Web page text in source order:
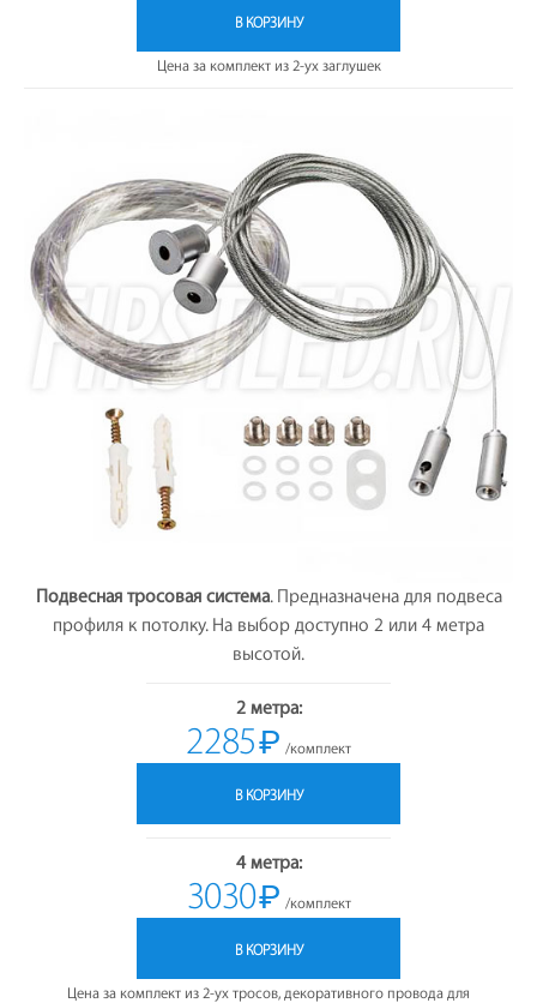
В КОРЗИНУ
Цена за комплект из 2-ух заглушек
Подвесная тросовая система. Предназначена для подвеса
профиля к потолку. На выбор доступно 2 или 4 метра
высотой.
2 метра:
2285₽ /комплект
В КОРЗИНУ
4 метра:
3030₽ /комплект
В КОРЗИНУ
Цена за комплект из 2-ух тросов, декоративного провода для